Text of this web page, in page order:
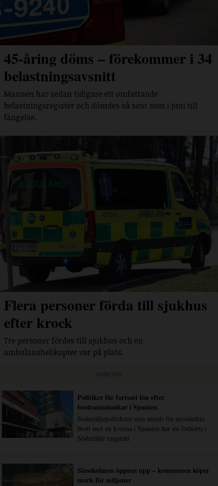
45-åring döms – förekommer i 34
belastningsavsnitt
Mannen har sedan tidigare ett omfattande
belastningsregister och dömdes så sent som i juni till
fängelse.
Flera personer förda till sjukhus
efter krock
Tre personer fördes till sjukhus och en
ambulanshelikopter var på plats.
Politiker får fortsatt lön efter
brottsmisstankar i Spanien
Södertäljepolitikern som utreds för misstänkta
brott mot en kvinna i Spanien har nu förhörts i
Södertälje tingsrätt
Slussholmen öppnas upp – kommunen köper
mark för miljoner